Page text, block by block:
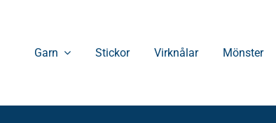
Garn Stickor Virknålar Mönster